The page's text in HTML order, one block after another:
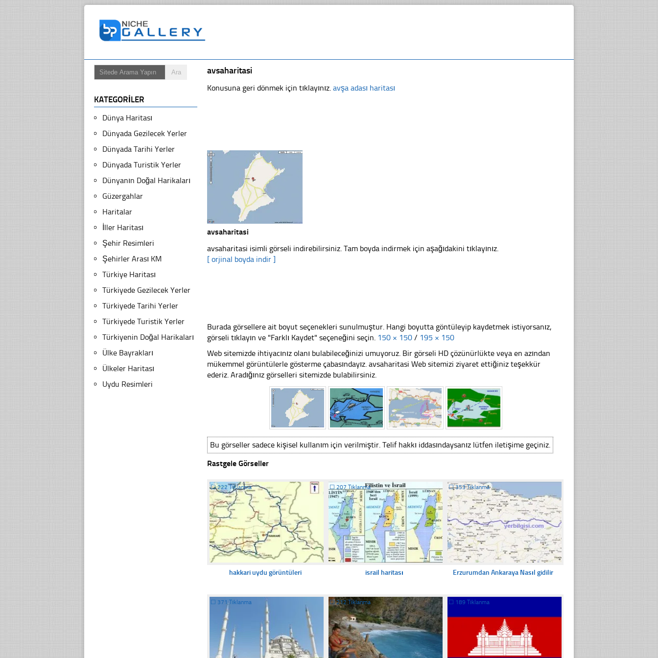
avsaharitasi
Konusuna geri dönmek için tıklayınız.avşa adası haritası
avsaharitasi
avsaharitasi isimli görseli indirebilirsiniz. Tam boyda indirmek için aşağıdakini tıklayınız.
[ orjinal boyda indir ]
Burada görsellere ait boyut seçenekleri sunulmuştur. Hangi boyutta göntüleyip kaydetmek istiyorsanız,
görseli tıklayın ve "Farklı Kaydet" seçeneğini seçin. 150 × 150 / 195 × 150
Web sitemizde ihtiyacınız olanı bulabileceğinizi umuyoruz. Bir görseli HD çözünürlükte veya en azından
mükemmel görüntülerle gösterme çabasındayız. avsaharitasi Web sitemizi ziyaret ettiğiniz teşekkür
ederiz. Aradığınız görselleri sitemizde bulabilirsiniz.
Bu görseller sadece kişisel kullanım için verilmiştir. Telif hakkı iddasındaysanız lütfen iletişime geçiniz.
Rastgele Görseller
☐222 Tıklanma
hakkari uydu görüntüleri
☐ 207 Tıklanma
israil haritası
☐353 Tıklanma
Erzurumdan Ankaraya Nasıl gidilir
☐ 371 Tıklanma ☐212 Tıklanma ☐ 189 Tıklanma
KATEGORILER
Dünya Haritası
Dünyada Gezilecek Yerler
Dünyada Tarihi Yerler
Dünyada Turistik Yerler
Dünyanın Doğal Harikaları
Güzergahlar
Haritalar
İller Haritası
Şehir Resimleri
Şehirler Arası KM
Türkiye Haritası
Türkiyede Gezilecek Yerler
Türkiyede Tarihi Yerler
Türkiyede Turistik Yerler
Türkiyenin Doğal Harikaları
Ülke Bayrakları
Ülkeler Haritası
Uydu Resimleri